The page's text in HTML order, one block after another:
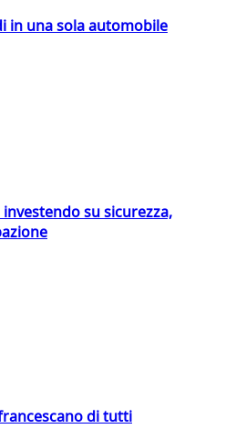
in una sola automobile
su sicurezza,
di tutti